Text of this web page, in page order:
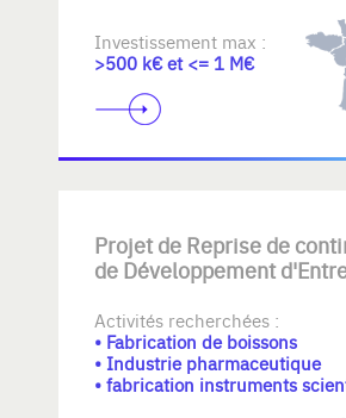
Investissement max :
>500 k€ et <= 1 M€
Projet de Reprise de
de Développement
Activités recherchées :
• Fabrication de boissons
• Industrie pharmaceutique
• fabrication instruments